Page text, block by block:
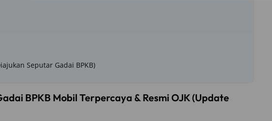
Seputar Gadai BPKB)
BPKB Mobil Terpercaya & Resmi OJK (Update